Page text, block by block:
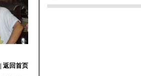
| 返回首页